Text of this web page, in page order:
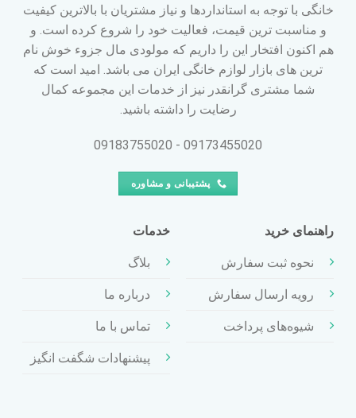
خانگی با توجه به استانداردها و نیاز مشتریان با بالاترین کیفیت
و مناسبت ترین قیمت، فعالیت خود را شروع کرده است. و
هم اکنون افتخار این را داریم که مولودی مال جزوء خوش نام
ترین های بازار لوازم خانگی ایران می باشد. امید است که
شما مشتری گرانقدر نیز از خدمات این مجموعه کمال
رضایت را داشته باشید.
09173455020 - 09183755020
پشتیبانی و مشاوره
راهنمای خرید
نحوه ثبت سفارش
رویه ارسال سفارش
شیوه‌های پرداخت
خدمات
بلاگ
درباره ما
تماس با ما
پیشنهادات شگفت انگیز